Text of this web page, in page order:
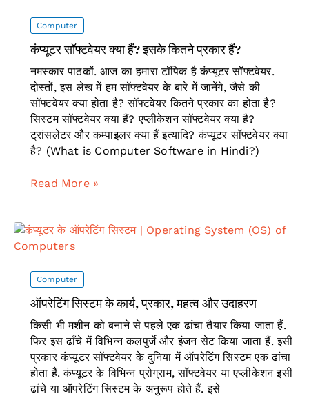
और
Computer
कंप्यूटर सॉफ्टवेयर क्या हैं? इसके कितने प्रकार हैं?
नमस्कार पाठकों. आज का हमारा टॉपिक है कंप्यूटर सॉफ्टवेयर.
दोस्तों, इस लेख में हम सॉफ्टवेयर के बारे में जानेंगे, जैसे की
सॉफ्टवेयर क्या होता है? सॉफ्टवेयर कितने प्रकार का होता है?
सिस्टम सॉफ्टवेयर क्या हैं? एप्लीकेशन सॉफ्टवेयर क्या है?
ट्रांसलेटर और कम्पाइलर क्या हैं इत्यादि? कंप्यूटर सॉफ्टवेयर क्या
है? (What is Computer Software in Hindi?)
कंप्यूटर
हैं?
इसके
प्रकार
Read More »
Computer
ऑपरेटिंग सिस्टम के कार्य, प्रकार, महत्व और उदाहरण
किसी भी मशीन को बनाने से पहले एक ढांचा तैयार किया जाता हैं.
फिर इस ढाँचे में विभिन्न कलपुर्जे और इंजन सेट किया जाता हैं. इसी
प्रकार कंप्यूटर सॉफ्टवेयर के दुनिया में ऑपरेटिंग सिस्टम एक ढांचा
होता हैं. कंप्यूटर के विभिन्न प्रोग्राम, सॉफ्टवेयर या एप्लीकेशन इसी
ढांचे या ऑपरेटिंग सिस्टम के अनुरूप होते हैं. इसे